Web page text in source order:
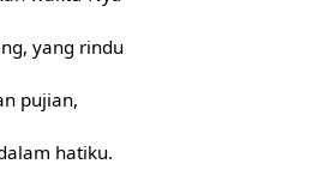
yang rindu
pujian,
hatiku.